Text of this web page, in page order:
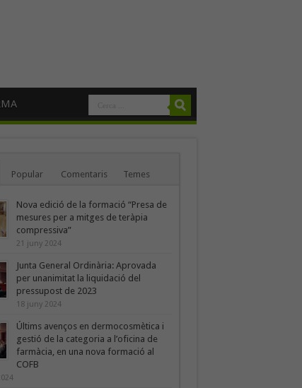
Popular Comentaris Temes
Nova edició de la formació “Presa de
mesures per a mitges de teràpia
compressiva”
21 juny 2024
Junta General Ordinària: Aprovada
per unanimitat la liquidació del
pressupost de 2023
18 juny 2024
Últims avenços en dermocosmètica i
gestió de la categoria a l’oficina de
farmàcia, en una nova formació al
COFB